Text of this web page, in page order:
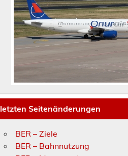
letzten Seitenänderungen
BER – Ziele
BER – Bahnnutzung